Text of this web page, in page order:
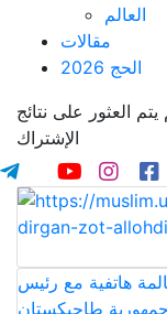
العالم
مقالات
الحج 2026
يتم العثور على نتائج
الإشتراك
هاتفية مع رئيس
جمهورية طاجيكستان